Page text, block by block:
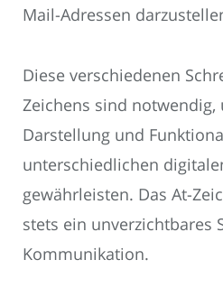
Mail-Adressen
Diese verschiedenen
Zeichens sind
Darstellung und
unterschiedlichen
gewährleisten. Das At-
stets ein unverzichtbares
Kommunikation.